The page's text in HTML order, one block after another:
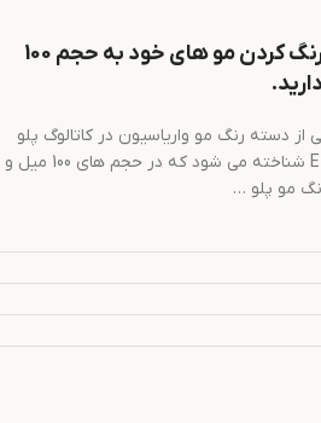
بخاطر داشته باشید برای رنگ کردن مو های خود به حجم 100
از دسته رنگ مو واریاسیون در کاتالوگ پلو
بیوتی است و با کد رنگی E15-0.88 شناخته می شود که در حجم های 100 میل و